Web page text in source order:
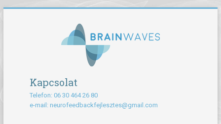
Kapcsolat
Telefon: 06 30 464 26 80
e-mail: neurofeedbackfejlesztes@gmail.com